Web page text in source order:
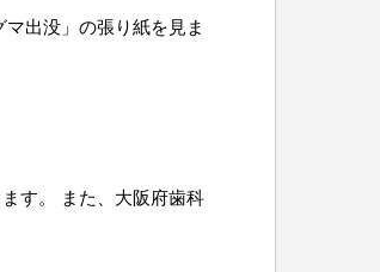
出没」の張り紙を見ま
す。 また、大阪府歯科